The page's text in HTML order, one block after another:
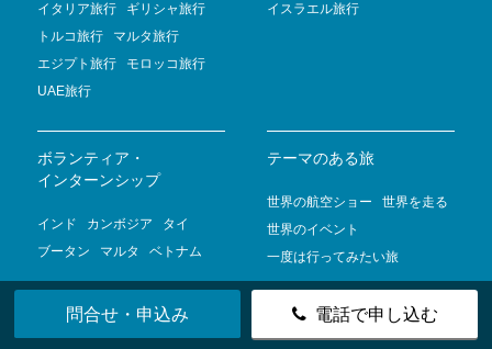
問合せ・申込み 電話で申し込む
イタリア旅行
ギリシャ旅行
トルコ旅行
マルタ旅行
エジプト旅行
モロッコ旅行
UAE旅行
イスラエル旅行
ボランティア・
インターンシップ
インド カンボジア
タイ
ブータン
マルタ ベトナム
テーマのある旅
世界の航空ショー
世界を走る
世界のイベント
一度は行ってみたい旅
ツアー検索 お問合わせ